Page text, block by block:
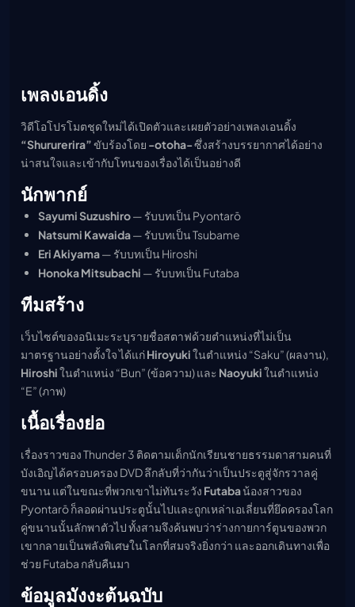
เพลงเอนดิ้ง
วิดีโอโปรโมตชุดใหม่ได้เปิดตัวและเผยตัวอย่างเพลงเอนดิ้ง
“Shururerira”ขับร้องโดย -otoha-ซึ่งสร้างบรรยากาศได้อย่าง
น่าสนใจและเข้ากับโทนของเรื่องได้เป็นอย่างดี
นักพากย์
Sayumi Suzushiro— รับบทเป็น Pyontarō
Natsumi Kawaida— รับบทเป็น Tsubame
Eri Akiyama— รับบทเป็น Hiroshi
Honoka Mitsubachi — รับบทเป็น Futaba
ทีมสร้าง
เว็บไซต์ของอนิเมะระบุรายชื่อสตาฟด้วยตำแหน่งที่ไม่เป็น
มาตรฐานอย่างตั้งใจ ได้แก่Hiroyukiในตำแหน่ง “Saku” (ผลงาน),
Hiroshiในตำแหน่ง “Bun” (ข้อความ) และ Naoyukiในตำแหน่ง
“E” (ภาพ)
เนื้อเรื่องย่อ
เรื่องราวของ Thunder 3 ติดตามเด็กนักเรียนชายธรรมดาสามคนที่
บังเอิญได้ครอบครอง DVD ลึกลับที่ว่ากันว่าเป็นประตูสู่จักรวาลคู่
ขนาน แต่ในขณะที่พวกเขาไม่ทันระวัง Futabaน้องสาวของ
Pyontarō ก็ลอดผ่านประตูนั้นไปและถูกเหล่าเอเลี่ยนที่ยึดครองโลก
คู่ขนานนั้นลักพาตัวไป ทั้งสามจึงค้นพบว่าร่างกายการ์ตูนของพวก
เขากลายเป็นพลังพิเศษในโลกที่สมจริงยิ่งกว่า และออกเดินทางเพื่อ
ช่วย Futaba กลับคืนมา
ข้อมูลมังงะต้นฉบับ